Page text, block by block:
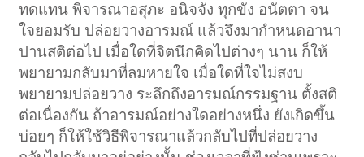
ทดแทน พิจารณาอสุภะ อนิจจัง ทุกขัง อนัตตา จน
ใจยอมรับ ปล่อยวางอารมณ์ แล้วจึงมากำหนดอานา
ปานสติต่อไป เมื่อใดที่จิตนึกคิดไปต่างๆ นาน ก็ให้
พยายามกลับมาที่ลมหายใจ เมื่อใดที่ใจไม่สงบ
พยายามปล่อยวาง ระลึกถึงอารมณ์กรรมฐาน ตั้งสติ
ต่อเนื่องกัน ถ้าอารมณ์อย่างใดอย่างหนึ่ง ยังเกิดขึ้น
บ่อยๆ ก็ให้ใช้วิธีพิจารณาแล้วกลับไปที่ปล่อยวาง